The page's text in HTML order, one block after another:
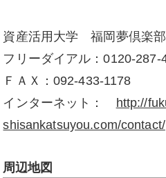
資産活用大学 福岡夢倶楽
フリーダイアル：0120-287-
ＦＡＸ：092-433-1178
インターネット： http://
shisankatsuyou.com/contact/
周辺地図